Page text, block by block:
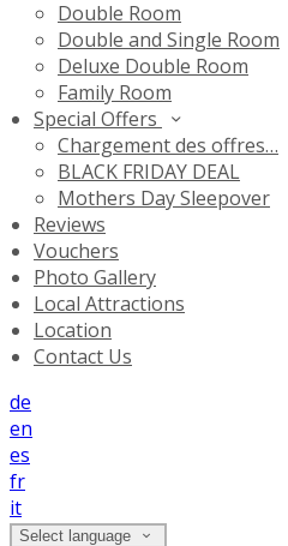
Double Room
Double and Single Room
Deluxe Double Room
Family Room
Special Offers
Chargement des offres…
BLACK FRIDAY DEAL
Mothers Day Sleepover
Reviews
Vouchers
Photo Gallery
Local Attractions
Location
Contact Us
de
en
es
fr
it
Select language